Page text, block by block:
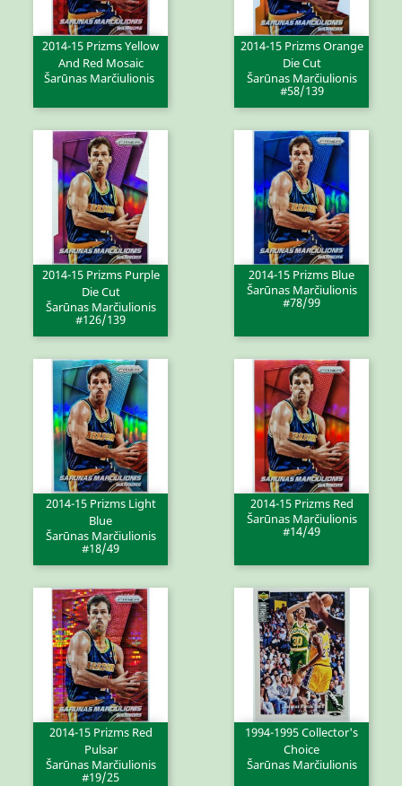
2014-15 Prizms Yellow
And Red Mosaic
Šarūnas Marčiulionis
2014-15 Prizms Orange
Die Cut
Šarūnas Marčiulionis
#58/139
2014-15 Prizms Purple
Die Cut
Šarūnas Marčiulionis
#126/139
2014-15 Prizms Blue
Šarūnas Marčiulionis
#78/99
2014-15 Prizms Light
Blue
Šarūnas Marčiulionis
#18/49
2014-15 Prizms Red
Šarūnas Marčiulionis
#14/49
2014-15 Prizms Red
Pulsar
Šarūnas Marčiulionis
#19/25
1994-1995 Collector's
Choice
Šarūnas Marčiulionis